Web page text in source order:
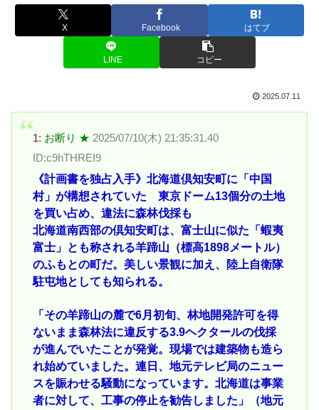
X Facebook はてブ
LINE コピー
2025.07.11
1: お断り ★ 2025/07/10(木) 21:35:31.40
ID:c9hTHREI9
《計画書を独占入手》北海道倶知安町に「中国
村」が構想されていた 東京ドーム13個分の土地
を買い占め、違法に森林伐採も
北海道南西部の倶知安町は、富士山に似た「蝦夷
富士」とも称される羊蹄山（標高1898メートル）
のふもとの町だ。美しい景観に加え、陸上自衛隊
駐屯地としても知られる。
「その羊蹄山の麓で6月初旬、林地開発許可を得
ないまま森林法に違反する3.9ヘクタールの伐採
が進んでいたことが発覚。現場では建築物も造ら
れ始めていました。連日、地元テレビ局のニュー
スを賑わせる騒動になっています。北海道は事業
者に対して、工事の停止を勧告しました」（地元